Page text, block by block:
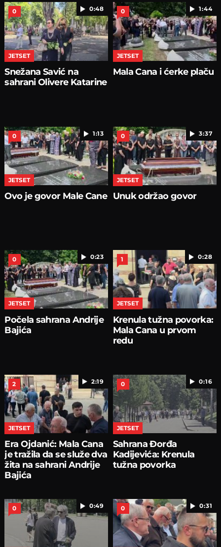
0:48
0
JETSET
Snežana Savić na
sahrani Olivere Katarine
1:44
0
JETSET
Mala Cana i ćerke plaču
1:13
0
JETSET
Ovo je govor Male Cane
3:37
0
JETSET
Unuk održao govor
0:23
0
JETSET
Počela sahrana Andrije
Bajića
0:28
1
JETSET
Krenula tužna povorka:
Mala Cana u prvom
redu
2:19
2
JETSET
Era Ojdanić: Mala Cana
je tražila da se služe dva
žita na sahrani Andrije
Bajića
0:16
0
JETSET
Sahrana Đorđa
Kadijevića: Krenula
tužna povorka
0:49
0 0:31
0